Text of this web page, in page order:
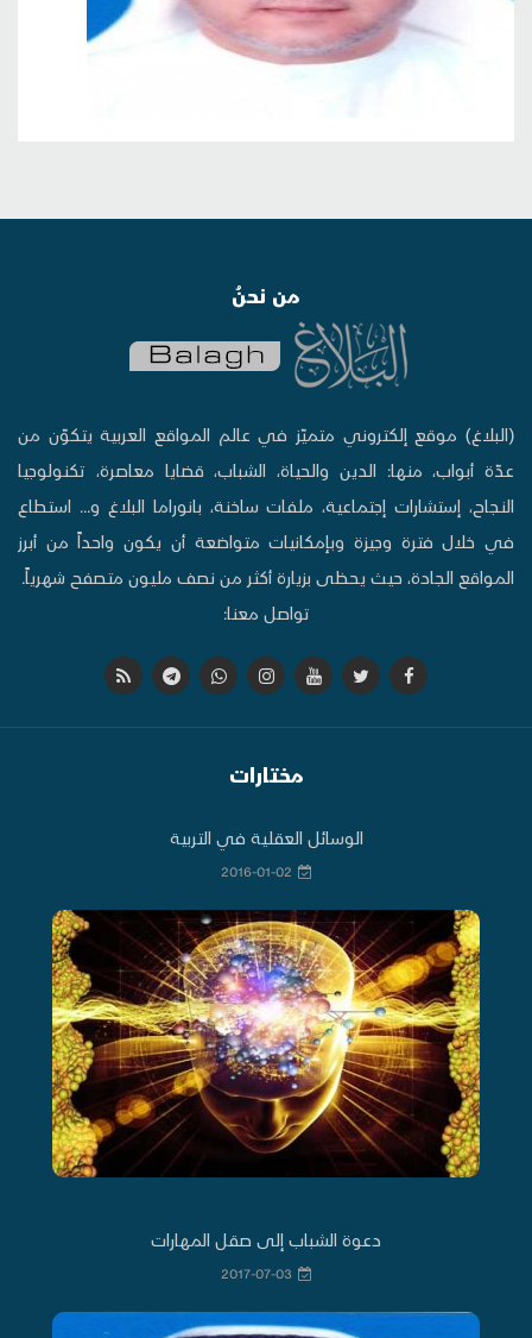
من نحنُ
(البلاغ) موقع إلكتروني متميّز في عالم المواقع العربية يتكوّن من
عدّة أبواب، منها: الدين والحياة، الشباب، قضايا معاصرة، تكنولوجيا
النجاح، إستشارات إجتماعية، ملفات ساخنة، بانوراما البلاغ و... استطاع
في خلال فترة وجيزة وبإمكانيات متواضعة أن يكون واحداً من أبرز
المواقع الجادة، حيث يحظى بزيارة أكثر من نصف مليون متصفح شهرياً.
تواصل معنا:
مختارات
الوسائل العقلية في التربية
2016-01-02
دعوة الشباب إلى صقل المهارات
2017-07-03